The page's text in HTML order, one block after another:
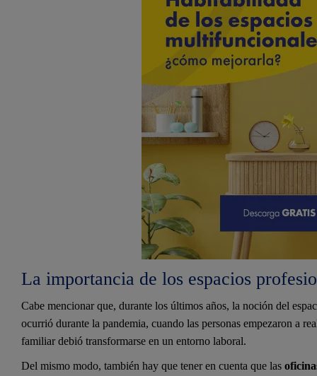
La importancia de los espacios
Cabe mencionar que, durante los últimos años, la noción del
ocurrió durante la pandemia, cuando las personas empezaron a
familiar debió transformarse en un entorno laboral.
Del mismo modo, también hay que tener en cuenta que las